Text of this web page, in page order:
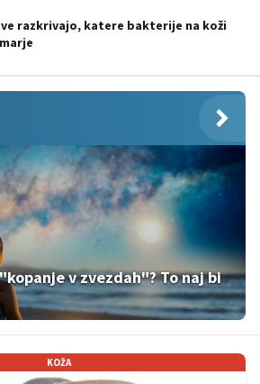
razkrivajo, katere bakterije na koži
v zvezdah"? To naj bi
KOŽA